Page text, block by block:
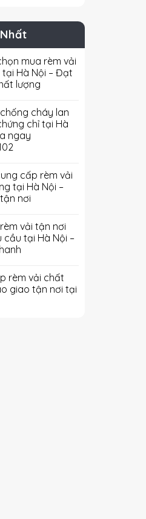
mua rèm vải
Hà Nội – Đạt
lượng
cháy lan
chỉ tại Hà
ngay
cấp rèm vải
tại Hà Nội –
nơi
vải tận nơi
cầu tại Hà Nội –
rèm vải chất
giao tận nơi tại